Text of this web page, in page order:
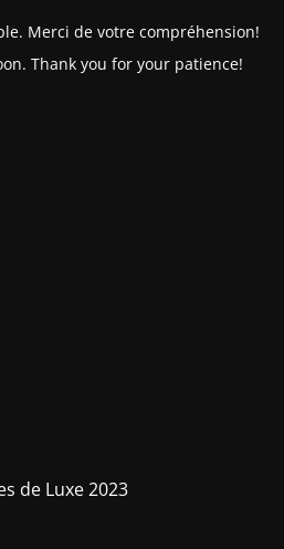
Merci de votre compréhension!
Thank you for your patience!
de Luxe 2023